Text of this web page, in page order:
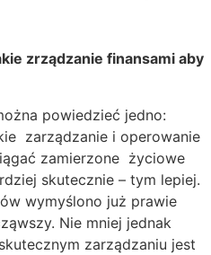
zrządzanie finansami aby
powiedzieć jedno:
zarządzanie i operowanie
zamierzone życiowe
skutecznie – tym lepiej.
wymyślono już prawie
Nie mniej jednak
zarządzaniu jest